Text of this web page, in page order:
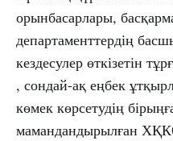
орынбасарлары,
департаменттердің
кездесулер өткізетін
, сондай-ақ еңбек
көмек көрсетудің
мамандандырылған